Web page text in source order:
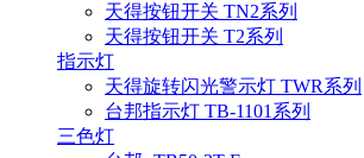
天得按钮开关 TN2系列
天得按钮开关 T2系列
指示灯
天得旋转闪光警示灯 TWR系列
台邦指示灯 TB-1101系列
三色灯